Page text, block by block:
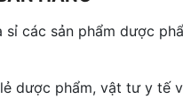
các sản phẩm dược
dược phẩm, vật tư y tế